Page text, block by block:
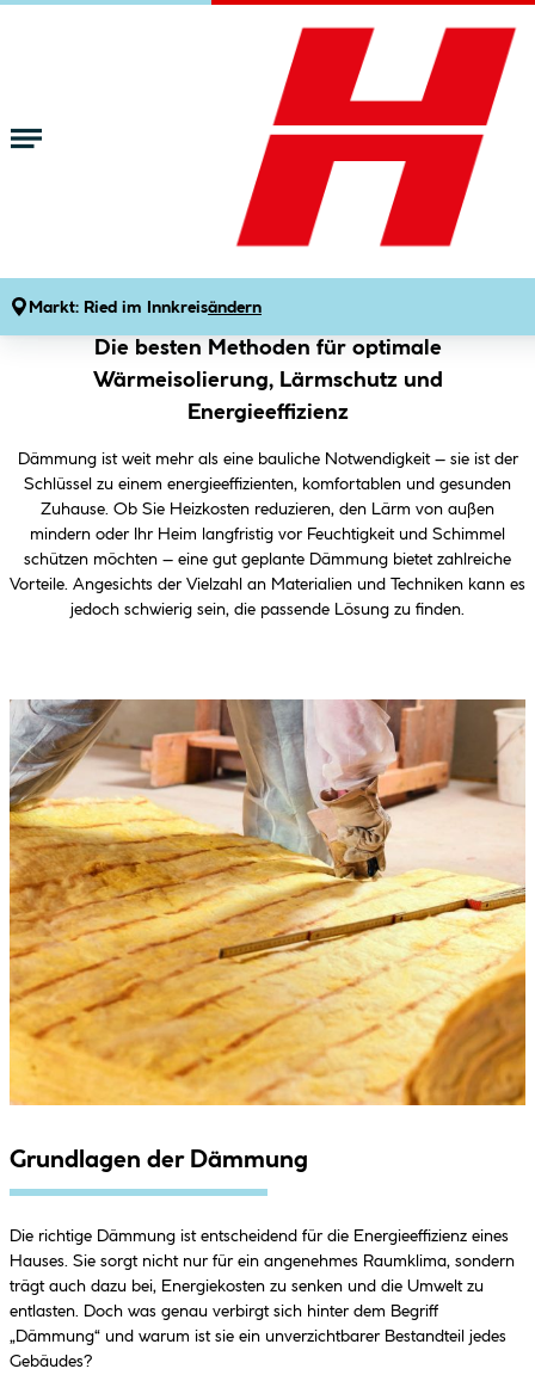
Zum Hauptinhalt springen
Markt: Ried im Innkreisändern
Bauen Baustoffe Nachhaltig Dämmen
Effektive Dämmung für Ihr Zuhause – Mehr
Die besten Methoden für optimale
Wärmeisolierung, Lärmschutz und
Energieeffizienz
Dämmung ist weit mehr als eine bauliche Notwendigkeit – sie ist der
Schlüssel zu einem energieeffizienten, komfortablen und gesunden
Zuhause. Ob Sie Heizkosten reduzieren, den Lärm von außen
mindern oder Ihr Heim langfristig vor Feuchtigkeit und Schimmel
schützen möchten – eine gut geplante Dämmung bietet zahlreiche
Vorteile. Angesichts der Vielzahl an Materialien und Techniken kann es
jedoch schwierig sein, die passende Lösung zu finden.
Grundlagen der Dämmung
Die richtige Dämmung ist entscheidend für die Energieeffizienz eines
Hauses. Sie sorgt nicht nur für ein angenehmes Raumklima, sondern
trägt auch dazu bei, Energiekosten zu senken und die Umwelt zu
entlasten. Doch was genau verbirgt sich hinter dem Begriff
„Dämmung“ und warum ist sie ein unverzichtbarer Bestandteil jedes
Gebäudes?